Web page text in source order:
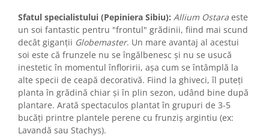
Sfatul specialistului (Pepiniera Sibiu): Allium Ostara este
un soi fantastic pentru "frontul" grădinii, fiind mai scund
decât giganții Globemaster. Un mare avantaj al acestui
soi este că frunzele nu se îngălbenesc și nu se usucă
inestetic în momentul înfloririi, așa cum se întâmplă la
alte specii de ceapă decorativă. Fiind la ghiveci, îl puteți
planta în grădină chiar și în plin sezon, udând bine după
plantare. Arată spectaculos plantat în grupuri de 3-5
bucăți printre plantele perene cu frunziș argintiu (ex:
Lavandă sau Stachys).